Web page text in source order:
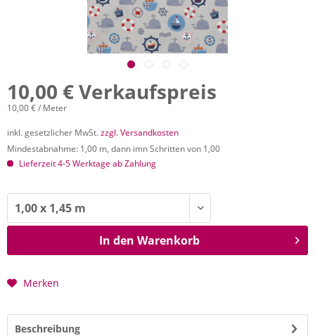
10,00 € Verkaufspreis
10,00 € / Meter
inkl. gesetzlicher MwSt.zzgl. Versandkosten
Mindestabnahme: 1,00 m, dann imn Schritten von 1,00
Lieferzeit 4-5 Werktage ab Zahlung
In den Warenkorb
Merken
Beschreibung